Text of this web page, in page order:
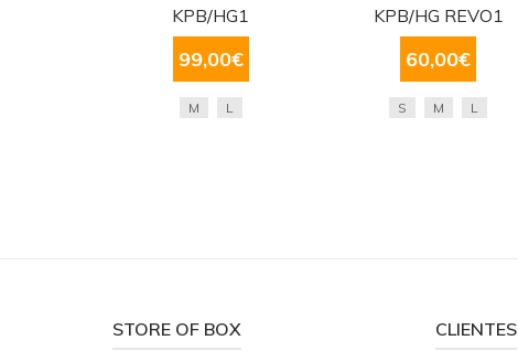
KPB/HG1
99,00€
M L
KPB/HG REVO1
60,00€
S M L
STORE OF BOX CLIENTES